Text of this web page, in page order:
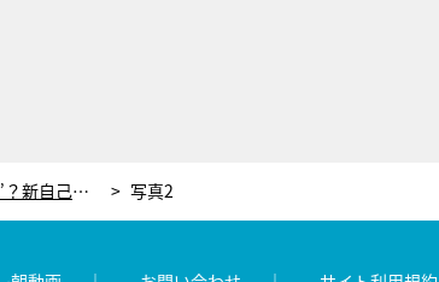
ももクロ・百田夏菜子は“でぼちん”？新自己紹介披露!? 写真2